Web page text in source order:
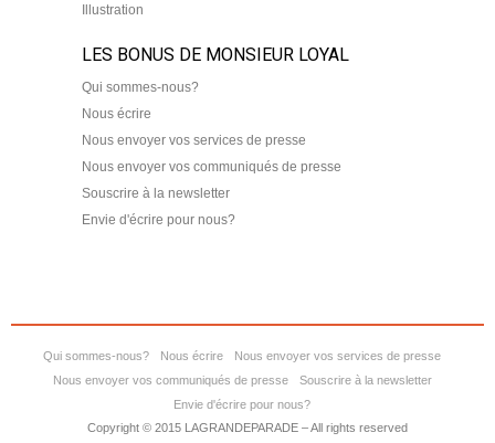
Illustration
LES BONUS DE MONSIEUR LOYAL
Qui sommes-nous?
Nous écrire
Nous envoyer vos services de presse
Nous envoyer vos communiqués de presse
Souscrire à la newsletter
Envie d'écrire pour nous?
Qui sommes-nous? Nous écrire
Nous envoyer vos services de presse
Nous envoyer vos communiqués de presse
Souscrire à la newsletter
Envie d'écrire pour nous?
Copyright © 2015 LAGRANDEPARADE – All rights reserved